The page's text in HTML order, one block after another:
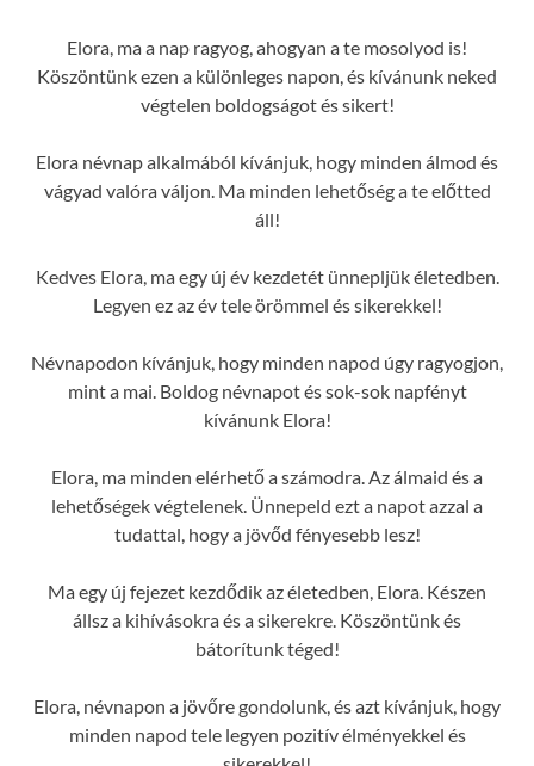
Elora, ma a nap ragyog, ahogyan a te mosolyod is!
Köszöntünk ezen a különleges napon, és kívánunk neked
végtelen boldogságot és sikert!
Elora névnap alkalmából kívánjuk, hogy minden álmod és
vágyad valóra váljon. Ma minden lehetőség a te előtted
áll!
Kedves Elora, ma egy új év kezdetét ünnepljük életedben.
Legyen ez az év tele örömmel és sikerekkel!
Névnapodon kívánjuk, hogy minden napod úgy ragyogjon,
mint a mai. Boldog névnapot és sok-sok napfényt
kívánunk Elora!
Elora, ma minden elérhető a számodra. Az álmaid és a
lehetőségek végtelenek. Ünnepeld ezt a napot azzal a
tudattal, hogy a jövőd fényesebb lesz!
Ma egy új fejezet kezdődik az életedben, Elora. Készen
állsz a kihívásokra és a sikerekre. Köszöntünk és
bátorítunk téged!
Elora, névnapon a jövőre gondolunk, és azt kívánjuk, hogy
minden napod tele legyen pozitív élményekkel és